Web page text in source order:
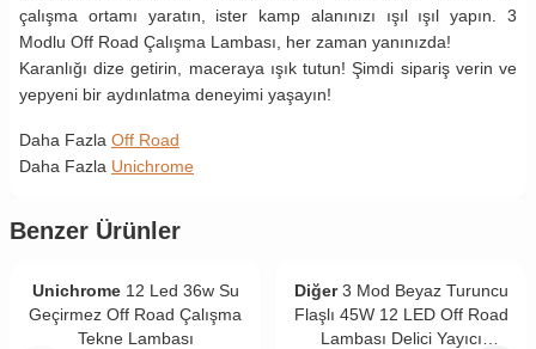
çalışma ortamı yaratın, ister kamp alanınızı ışıl ışıl yapın. 3
Modlu Off Road Çalışma Lambası, her zaman yanınızda!
Karanlığı dize getirin, maceraya ışık tutun! Şimdi sipariş verin ve
yepyeni bir aydınlatma deneyimi yaşayın!
Daha Fazla Off Road
Daha Fazla Unichrome
Benzer Ürünler
Unichrome 12 Led 36w Su
Geçirmez Off Road Çalışma
Tekne Lambası
Diğer 3 Mod Beyaz Turuncu
Flaşlı 45W 12 LED Off Road
Lambası Delici Yayıcı